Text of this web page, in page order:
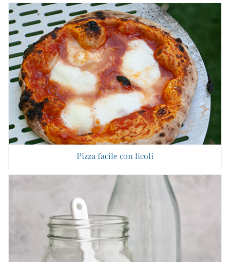
Pizza facile con licoli